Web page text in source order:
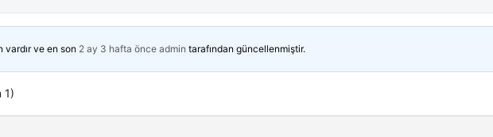
vardır ve en son 2 ay 3 hafta önce admin tarafından güncellenmiştir.
1)